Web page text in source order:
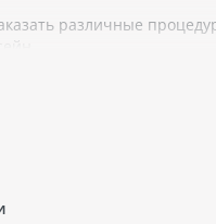
различные
отеля, который
также